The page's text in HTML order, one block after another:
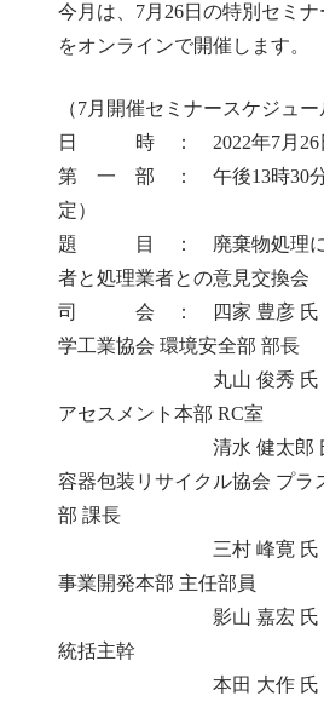
今月は、7月26日の特別セミ
をオンラインで開催します。
（7月開催セミナースケジュー
日 時 ： 2022年7月26日
第 一 部 ： 午後13時30分
定）
題 目 ： 廃棄物処理にか
者と処理業者との意見交換会
司 会 ： 四家 豊彦 氏
学工業協会 環境安全部 部長
丸山 俊秀 氏 （株
アセスメント本部 RC室
清水 健太郎 氏 （
容器包装リサイクル協会 プラ
部 課長
三村 峰寛 氏 J&T
事業開発本部 主任部員
影山 嘉宏 氏 J&T
統括主幹
本田 大作 氏 ヴェ